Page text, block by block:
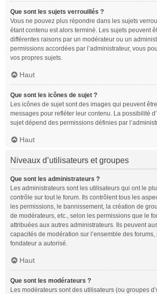
Que sont les sujets verrouillés ?
Vous ne pouvez plus répondre dans les sujets
étant contenu est alors terminé. Les sujets peuvent
différentes raisons par un modérateur ou un
permissions accordées par l’administrateur, vous
vos propres sujets.
Haut
Que sont les icônes de sujet ?
Les icônes de sujet sont des images qui peuvent
messages pour refléter leur contenu. La possibilité
sujet dépend des permissions définies par
Haut
Niveaux d’utilisateurs et groupes
Que sont les administrateurs ?
Les administrateurs sont les utilisateurs qui ont le
contrôle sur tout le forum. Ils contrôlent tous les
les permissions, le bannissement, la création de
de modérateurs, etc., selon les permissions que le
attribuées aux autres administrateurs. Ils peuvent
capacités de modération sur l’ensemble des
fondateur a autorisé.
Haut
Que sont les modérateurs ?
Les modérateurs sont des utilisateurs (ou groupes